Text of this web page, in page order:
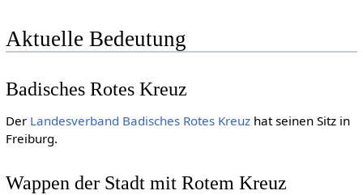
Aktuelle Bedeutung
Badisches Rotes Kreuz
Der Landesverband Badisches Rotes Kreuzhat seinen Sitz in
Freiburg.
Wappen der Stadt mit Rotem Kreuz